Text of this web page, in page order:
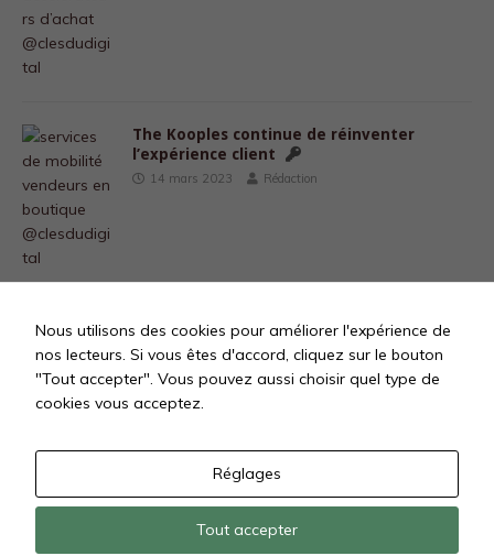
The Kooples continue de réinventer
l’expérience client
14 mars 2023 Rédaction
« 1 … 31 32 33 34 35
… 60 »
Nous utilisons des cookies pour améliorer l'expérience de
nos lecteurs. Si vous êtes d'accord, cliquez sur le bouton
"Tout accepter". Vous pouvez aussi choisir quel type de
cookies vous acceptez.
Réglages
Tout accepter